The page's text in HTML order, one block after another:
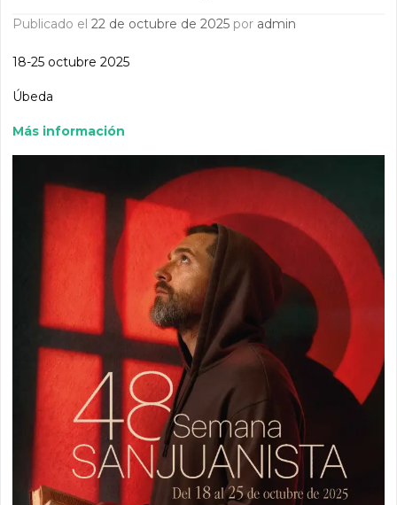
Publicado el22 de octubre de 2025 por admin
18-25 octubre 2025
Úbeda
Más información